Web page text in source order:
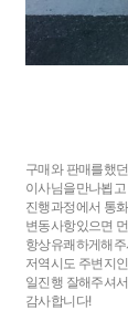
구매와 판매를했
이사님을만나뵙
진행과정에서 통
변동사항있으면
항상유쾌하게해
저역시도 주변지
일진행 잘해주셔
감사합니다!